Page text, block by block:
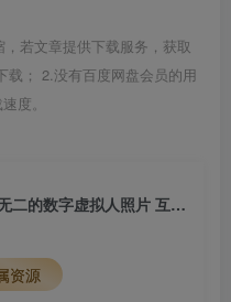
若文章提供下载服务，获取
载； 2.没有百度网盘会员的用
度。
AI智能拍摄数字纪念照 生成独一无二的数字虚拟人照片 互动展项参考图
资源